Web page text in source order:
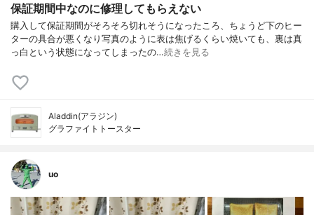
保証期間中なのに修理してもらえない
購入して保証期間がそろそろ切れそうになったころ、ちょうど下のヒー
ターの具合が悪くなり写真のように表は焦げるくらい焼いても、裏は真
っ白という状態になってしまったの…続きを見る
Aladdin(アラジン)
グラファイトトースター
uo